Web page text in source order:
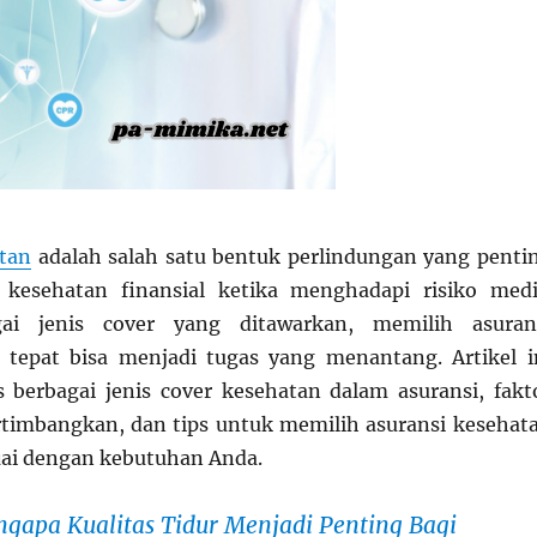
adalah salah satu bentuk perlindungan yang
finansial ketika menghadapi risiko
jenis cover yang ditawarkan, memilih
tepat bisa menjadi tugas yang menantang. Artikel
berbagai jenis cover kesehatan dalam asuransi,
dan tips untuk memilih asuransi
dengan kebutuhan Anda.
Kualitas Tidur Menjadi Penting Bagi